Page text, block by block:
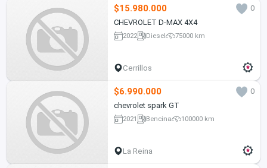
$15.980.000
0
CHEVROLET D-MAX 4X4
2022 Diesel 75000 km
Cerrillos
$6.990.000
0
chevrolet spark GT
2021 Bencina 100000 km
La Reina